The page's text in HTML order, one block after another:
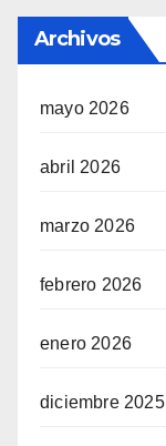
Archivos
mayo 2026
abril 2026
marzo 2026
febrero 2026
enero 2026
diciembre 2025